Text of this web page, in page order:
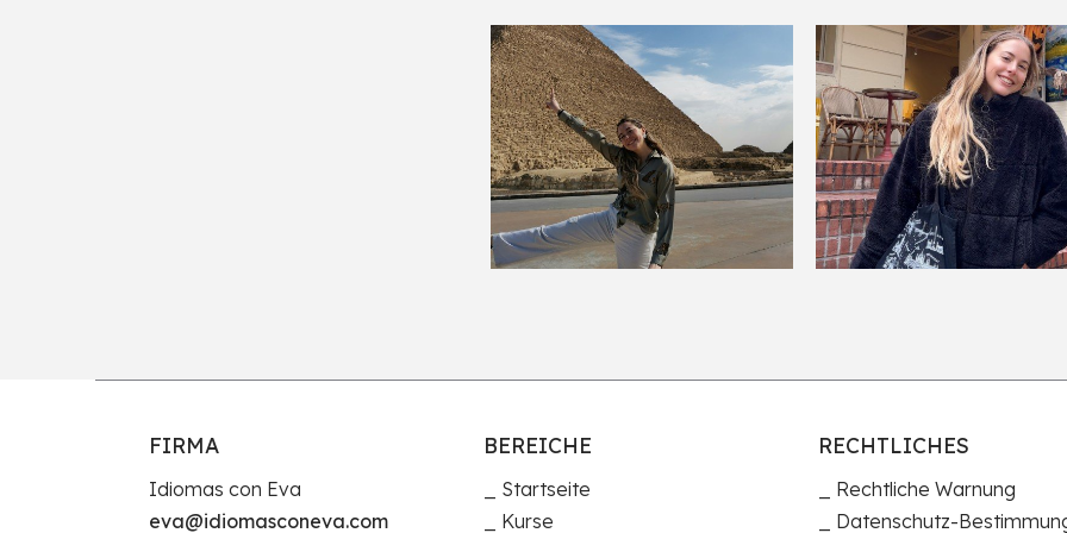
FIRMA
Idiomas con Eva
eva@idiomasconeva.com
BEREICHE
Startseite
Kurse
RECHTLICHES
Rechtliche Warnung
Datenschutz-